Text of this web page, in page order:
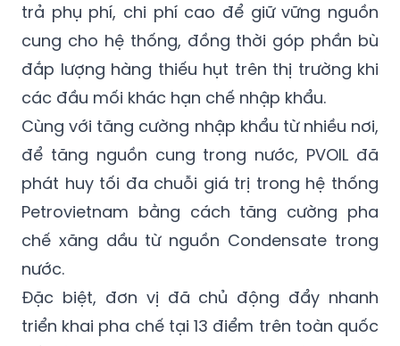
trả phụ phí, chi phí cao để giữ vững nguồn
cung cho hệ thống, đồng thời góp phần bù
đắp lượng hàng thiếu hụt trên thị trường khi
các đầu mối khác hạn chế nhập khẩu.
Cùng với tăng cường nhập khẩu từ nhiều nơi,
để tăng nguồn cung trong nước, PVOIL đã
phát huy tối đa chuỗi giá trị trong hệ thống
Petrovietnam bằng cách tăng cường pha
chế xăng dầu từ nguồn Condensate trong
nước.
Đặc biệt, đơn vị đã chủ động đẩy nhanh
triển khai pha chế tại 13 điểm trên toàn quốc